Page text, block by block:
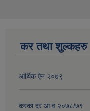
कर तथा शुल्कहरु
आर्थिक ऐन २०७९
करका दर आ.व २०७८/७९